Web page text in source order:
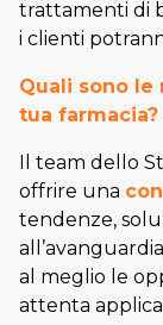
trattamenti di
i clienti
Quali sono
tua farmacia?
Il team dello
offrire una
tendenze,
al meglio le
attenta